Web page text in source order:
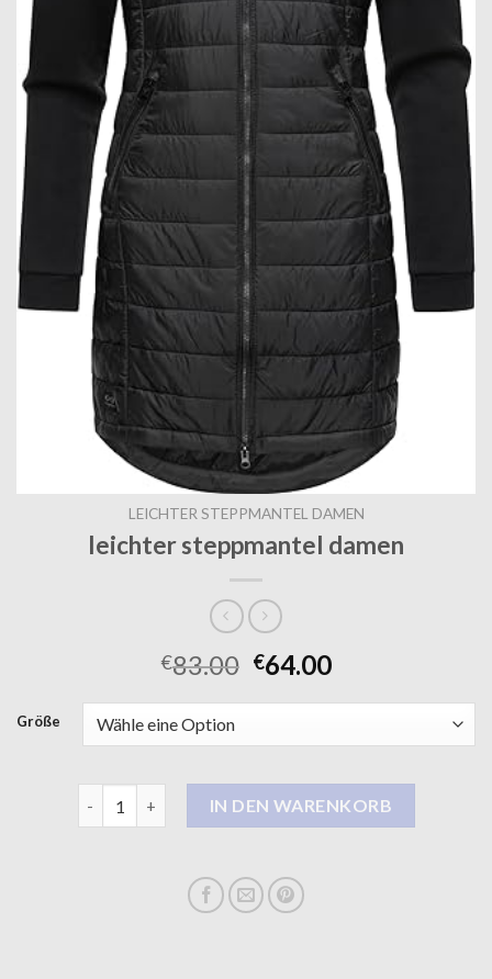
LEICHTER STEPPMANTEL DAMEN
leichter steppmantel damen
€83.00 €64.00
Größe
IN DEN WARENKORB